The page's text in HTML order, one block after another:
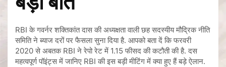
RBI के गवर्नर शक्तिकांत दास की अध्यक्षता वाली छह सदस्यीय मौद्रिक नीति
समिति ने ब्याज दरों पर फैसला सुना दिया है. आपको बता दें कि फरवरी
2020 से अबतक RBI ने रेपो रेट में 1.15 फीसद की कटौती की है. दस
महत्वपूर्ण पॉइंट्स में जानिए RBI की इस बड़ी मीटिंग में क्या हुए हैं बड़े ऐलान.